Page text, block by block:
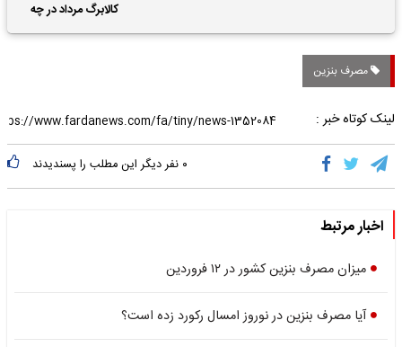
کالابرگ مرداد در چه
تاریخی واریز خواهد شد؟
مصرف بنزین
لینک کوتاه خبر :
۰ نفر دیگر این مطلب را پسندیدند
اخبار مرتبط
میزان مصرف بنزین کشور در ۱۲ فروردین
آیا مصرف بنزین در نوروز امسال رکورد زده است؟